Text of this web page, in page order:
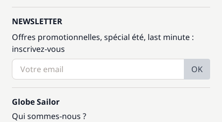
NEWSLETTER
Offres promotionnelles, spécial été, last minute :
inscrivez-vous
OK
Globe Sailor
Qui sommes-nous ?